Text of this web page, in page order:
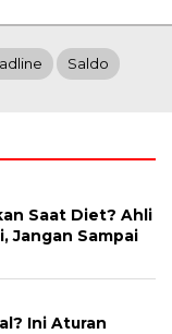
Saldo
Saat Diet? Ahli
Jangan Sampai
Ini Aturan